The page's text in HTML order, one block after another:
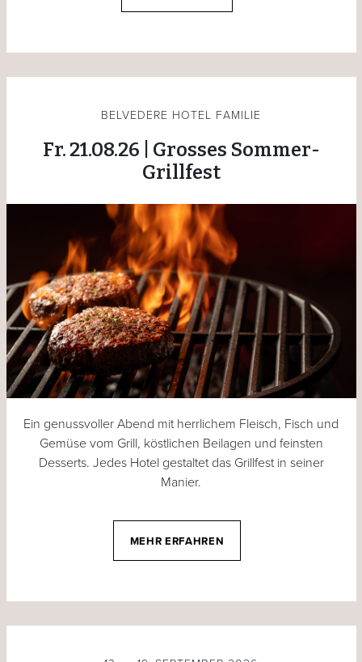
BELVEDERE HOTEL FAMILIE
Fr. 21.08.26 | Grosses Sommer-
Grillfest
Ein genussvoller Abend mit herrlichem Fleisch, Fisch und
Gemüse vom Grill, köstlichen Beilagen und feinsten
Desserts. Jedes Hotel gestaltet das Grillfest in seiner
Manier.
MEHR ERFAHREN